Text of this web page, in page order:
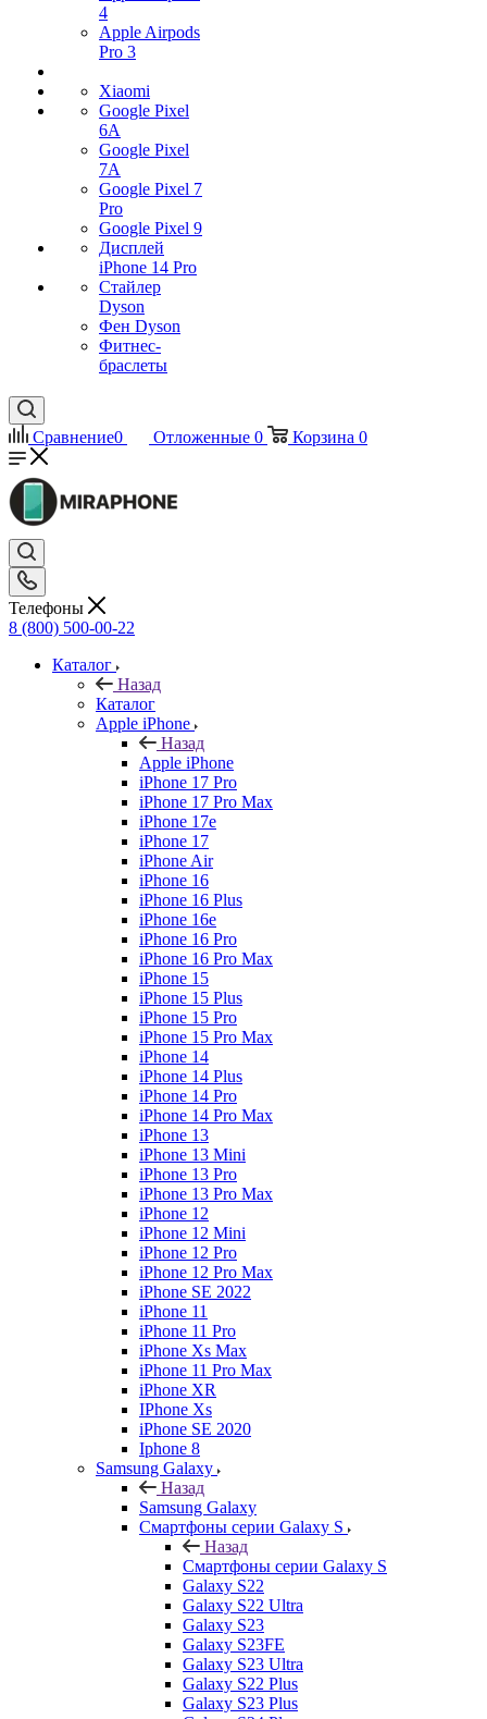
4
Apple Airpods
Pro 3
Xiaomi
Google Pixel
6A
Google Pixel
7А
Google Pixel 7
Pro
Google Pixel 9
Дисплей
iPhone 14 Pro
Стайлер
Dyson
Фен Dyson
Фитнес-
браслеты
Сравнение0 Отложенные 0 Корзина 0
Телефоны
8 (800) 500-00-22
Каталог
Назад
Каталог
Apple iPhone
Назад
Apple iPhone
iPhone 17 Pro
iPhone 17 Pro Max
iPhone 17e
iPhone 17
iPhone Air
iPhone 16
iPhone 16 Plus
iPhone 16e
iPhone 16 Pro
iPhone 16 Pro Max
iPhone 15
iPhone 15 Plus
iPhone 15 Pro
iPhone 15 Pro Max
iPhone 14
iPhone 14 Plus
iPhone 14 Pro
iPhone 14 Pro Max
iPhone 13
iPhone 13 Mini
iPhone 13 Pro
iPhone 13 Pro Max
iPhone 12
iPhone 12 Mini
iPhone 12 Pro
iPhone 12 Pro Max
iPhone SE 2022
iPhone 11
iPhone 11 Pro
iPhone Xs Max
iPhone 11 Pro Max
iPhone XR
IPhone Xs
iPhone SE 2020
Iphone 8
Samsung Galaxy
Назад
Samsung Galaxy
Смартфоны серии Galaxy S
Назад
Смартфоны серии Galaxy S
Galaxy S22
Galaxy S22 Ultra
Galaxy S23
Galaxy S23FE
Galaxy S23 Ultra
Galaxy S22 Plus
Galaxy S23 Plus